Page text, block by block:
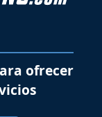
ofrecer